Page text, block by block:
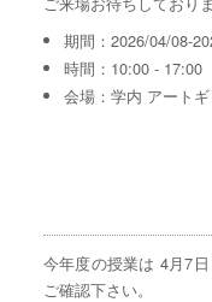
期間：2026/04/08-
時間：10:00 - 17:00
会場：学内 アート
今年度の授業は 4月7
ご確認下さい。